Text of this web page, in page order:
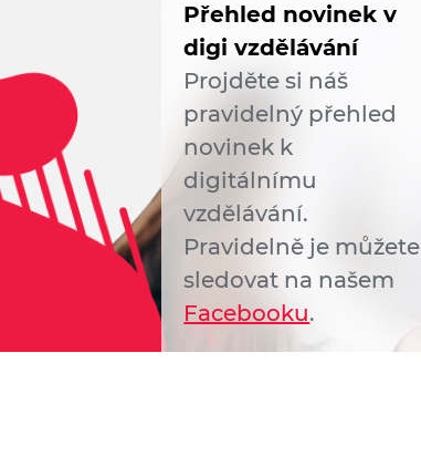
Přehled novinek v
digi vzdělávání
Projděte si náš
pravidelný přehled
novinek k
digitálnímu
vzdělávání.
Pravidelně je můžete
sledovat na našem
Facebooku.